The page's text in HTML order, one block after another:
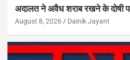
अदालत ने अवैध शराब रखने के दोषी पर
August 8, 2026 Dainik Jayant